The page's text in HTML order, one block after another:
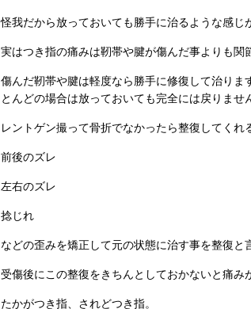
怪我だから放っておいても勝手に治るような感じ
実はつき指の痛みは靭帯や腱が傷んだ事よりも関
傷んだ靭帯や腱は軽度なら勝手に修復して治り
とんどの場合は放っておいても完全には戻りませ
レントゲン撮って骨折でなかったら整復してくれ
前後のズレ
左右のズレ
捻じれ
などの歪みを矯正して元の状態に治す事を整復と
受傷後にこの整復をきちんとしておかないと痛み
たかがつき指、されどつき指。